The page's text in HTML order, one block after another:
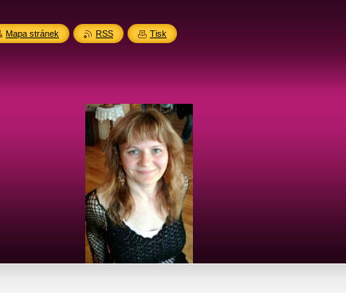
Mapa stránek RSS Tisk